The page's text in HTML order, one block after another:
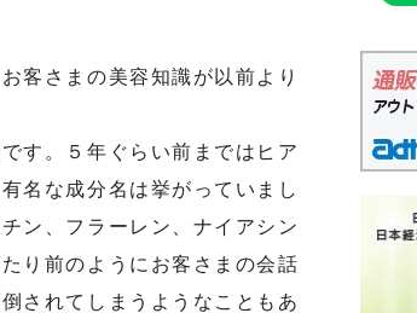
客さまの美容知識が以前より
す。５年ぐらい前まではヒア
名な成分名は挙がっていまし
ン、フラーレン、ナイアシン
り前のようにお客さまの会話
されてしまうようなこともあ